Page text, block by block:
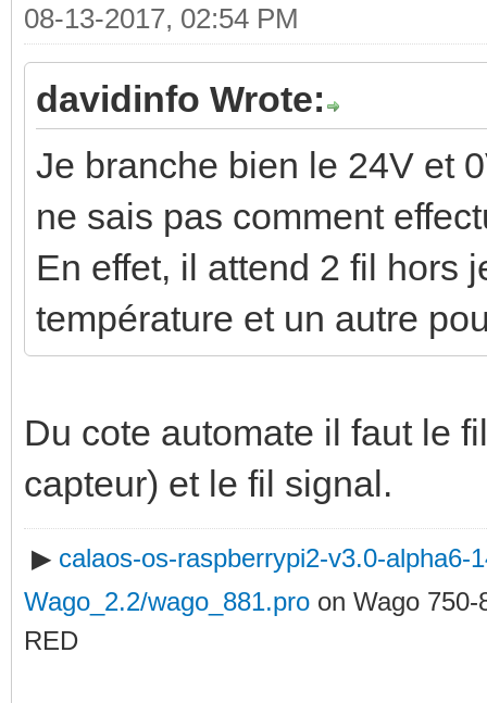
08-13-2017, 02:54 PM
davidinfo Wrote:
Je branche bien le 24V et
ne sais pas comment
En effet, il attend 2 fil hors
température et un autre
Du cote automate il faut le
capteur) et le fil signal.
▶ calaos-os-raspberrypi2-v3.0-alpha6-
Wago_2.2/wago_881.pro on Wago 750-
RED